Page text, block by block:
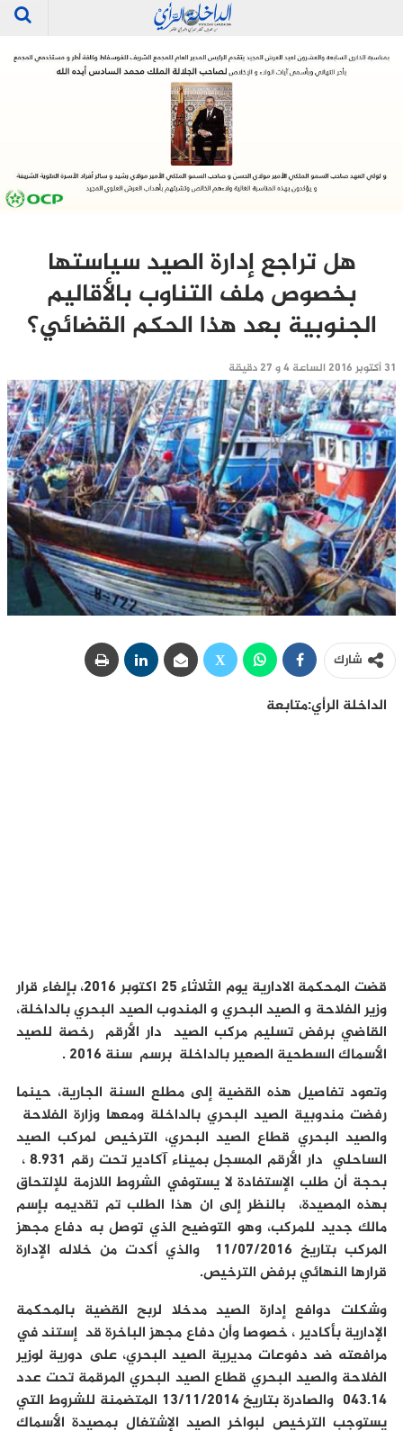
هل تراجع إدارة الصيد سياستها
بخصوص ملف التناوب بالأقاليم
الجنوبية بعد هذا الحكم القضائي؟
31 أكتوبر 2016 الساعة 4 و 27 دقيقة
شارك
الداخلة الرأي:متابعة
قضت المحكمة الادارية يوم الثلاثاء 25 اكتوبر 2016، بإلغاء قرار
وزير الفلاحة و الصيد البحري و المندوب الصيد البحري بالداخلة،
القاضي برفض تسليم مركب الصيد دار الأرقم رخصة للصيد
الأسماك السطحية الصعير بالداخلة برسم سنة 2016 .
وتعود تفاصيل هذه القضية إلى مطلع السنة الجارية، حينما
رفضت مندوبية الصيد البحري بالداخلة ومعها وزارة الفلاحة
والصيد البحري قطاع الصيد البحري، الترخيص لمركب الصيد
الساحلي دار الأرقم المسجل بميناء آكادير تحت رقم 8.931 ،
بحجة أن طلب الإستفادة لا يستوفي الشروط اللازمة للإلتحاق
بهذه المصيدة، بالنظر إلى ان هذا الطلب تم تقديمه بإسم
مالك جديد للمركب، وهو التوضيح الذي توصل به دفاع مجهز
المركب بتاريخ 11/07/2016 والذي أكدت من خلاله الإدارة
قرارها النهائي برفض الترخيص.
وشكلت دوافع إدارة الصيد مدخلا لربح القضية بالمحكمة
الإدارية بأكادير ، خصوصا وأن دفاع مجهز الباخرة قد إستند في
مرافعته ضد دفوعات مديرية الصيد البحري، على دورية لوزير
الفلاحة والصيد البحري قطاع الصيد البحري المرقمة تحت عدد
043.14 والصادرة بتاريخ 13/11/2014 المتضمنة للشروط التي
يستوجب الترخيص لبواخر الصيد الإشتغال بمصيدة الأسماك